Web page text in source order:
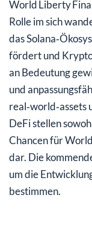
World Liberty
Rolle im sich
das
fördert und
an Bedeutung
und
real‑world‑assets
DeFi stellen
Chancen für
dar. Die
um die
bestimmen.